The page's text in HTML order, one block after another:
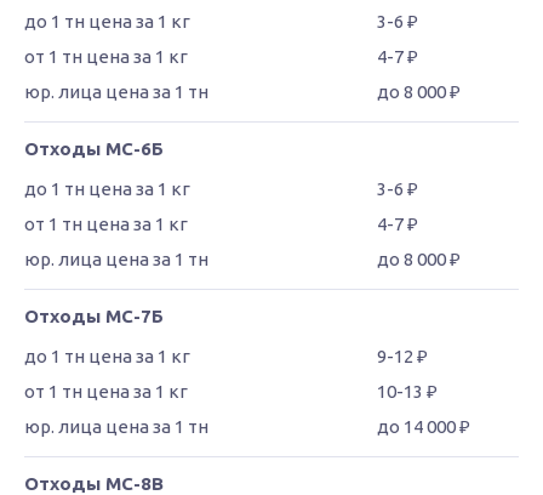
3-6 ₽
4-7 ₽
до 8 000 ₽
Отходы МС-6Б
3-6 ₽
4-7 ₽
до 8 000 ₽
Отходы МС-7Б
9-12 ₽
10-13 ₽
до 14 000 ₽
Отходы МС-8В